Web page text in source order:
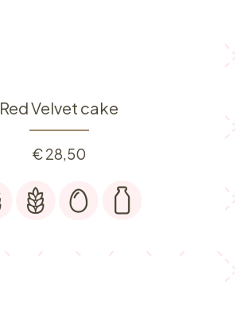
Red Velvet cake
€28,50